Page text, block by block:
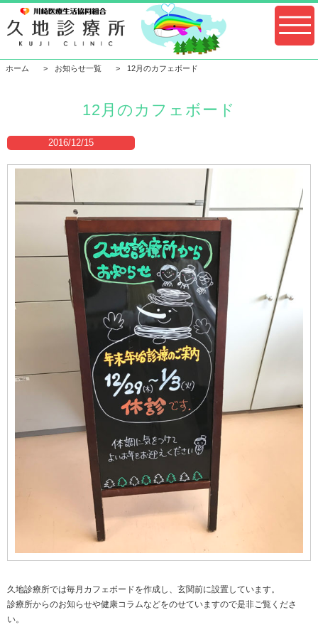
ホーム お知らせ一覧 12月のカフェボード
12月のカフェボード
2016/12/15
久地診療所では毎月カフェボードを作成し、玄関前に設置しています。
診療所からのお知らせや健康コラムなどをのせていますので是非ご覧くださ
い。